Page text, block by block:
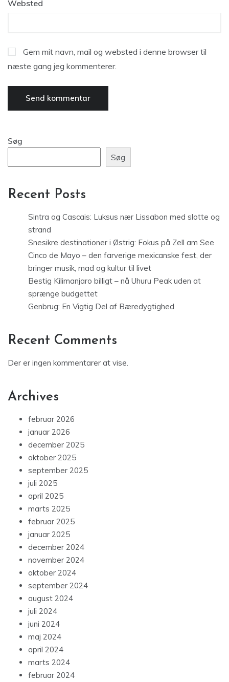
Websted
Gem mit navn, mail og websted i denne browser til
næste gang jeg kommenterer.
Søg
Søg
Recent Posts
Sintra og Cascais: Luksus nær Lissabon med slotte og
strand
Snesikre destinationer i Østrig: Fokus på Zell am See
Cinco de Mayo – den farverige mexicanske fest, der
bringer musik, mad og kultur til livet
Bestig Kilimanjaro billigt – nå Uhuru Peak uden at
sprænge budgettet
Genbrug: En Vigtig Del af Bæredygtighed
Recent Comments
Der er ingen kommentarer at vise.
Archives
februar 2026
januar 2026
december 2025
oktober 2025
september 2025
juli 2025
april 2025
marts 2025
februar 2025
januar 2025
december 2024
november 2024
oktober 2024
september 2024
august 2024
juli 2024
juni 2024
maj 2024
april 2024
marts 2024
februar 2024